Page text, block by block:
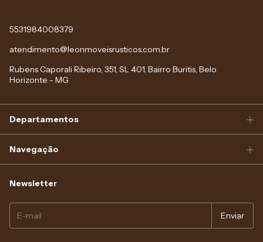
5531984008379
atendimento@leonmoveisrusticos.com.br
Rubens Caporali Ribeiro, 351, SL 401, Bairro Buritis, Belo
Horizonte - MG
Departamentos
Navegação
Newsletter